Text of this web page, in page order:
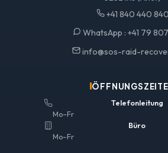
+41 840 440 840
WhatsApp : +41 79
info@sos-raid-
Telefonleitung
Mo–Fr
Büro
Mo–Fr